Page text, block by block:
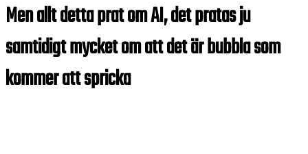
Men allt detta prat om AI, det pratas ju
samtidigt mycket om att det är bubbla som
kommer att spricka